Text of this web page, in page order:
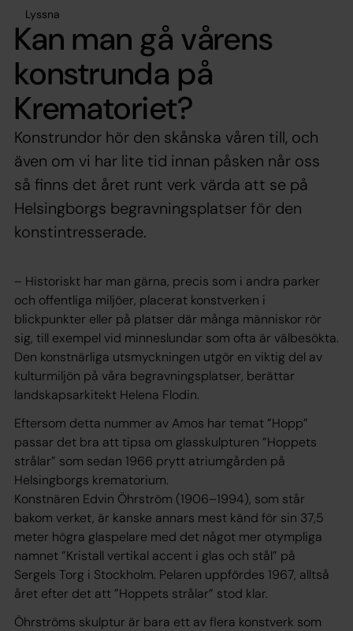
Lyssna
Kan man gå vårens
konstrunda på
Krematoriet?
Konstrundor hör den skånska våren till, och
även om vi har lite tid innan påsken når oss
så finns det året runt verk värda att se på
Helsingborgs begravningsplatser för den
konstintresserade.
– Historiskt har man gärna, precis som i andra parker
och offentliga miljöer, placerat konstverken i
blickpunkter eller på platser där många människor rör
sig, till exempel vid minneslundar som ofta är välbesökta.
Den konstnärliga utsmyckningen utgör en viktig del av
kulturmiljön på våra begravningsplatser, berättar
landskapsarkitekt Helena Flodin.
Eftersom detta nummer av Amos har temat ”Hopp”
passar det bra att tipsa om glasskulpturen ”Hoppets
strålar” som sedan 1966 prytt atriumgården på
Helsingborgs krematorium.
Konstnären Edvin Öhrström (1906–1994), som står
bakom verket, är kanske annars mest känd för sin 37,5
meter högra glaspelare med det något mer otympliga
namnet ”Kristall vertikal accent i glas och stål” på
Sergels Torg i Stockholm. Pelaren uppfördes 1967, alltså
året efter det att ”Hoppets strålar” stod klar.
Öhrströms skulptur är bara ett av flera konstverk som